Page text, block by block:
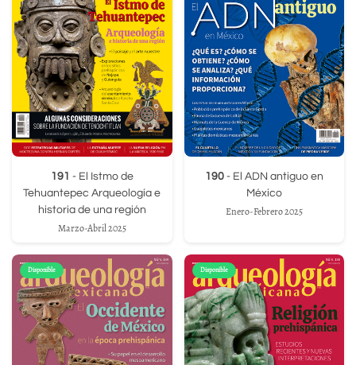
191 - El Istmo de
Tehuantepec Arqueología e
historia de una región
Marzo-Abril 2025
190- El ADN antiguo en
México
Enero-Febrero 2025
Disponible Disponible